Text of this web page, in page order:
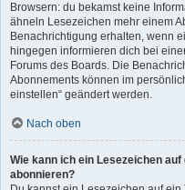
Browsern: du bekamst keine
ähneln Lesezeichen mehr einem
Benachrichtigung erhalten, wenn
hingegen informieren dich bei
Forums des Boards. Die
Abonnements können im
einstellen“ geändert werden.
Nach oben
Wie kann ich ein Lesezeichen
abonnieren?